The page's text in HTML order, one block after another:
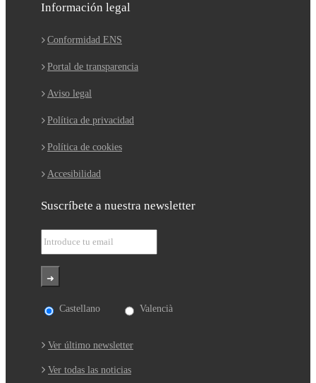
Información legal
Conformidad ENS
Portal de transparencia
Aviso legal
Política de privacidad
Política de cookies
Accesibilidad
Suscríbete a nuestra newsletter
Castellano Valencià
Ver último newsletter
Ver todas las noticias